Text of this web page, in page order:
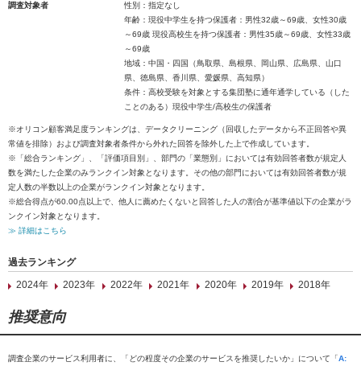
調査対象者
性別：指定なし
年齢：現役中学生を持つ保護者：男性32歳～69歳、女性30歳
～69歳 現役高校生を持つ保護者：男性35歳～69歳、女性33歳
～69歳
地域：中国・四国（鳥取県、島根県、岡山県、広島県、山口
県、徳島県、香川県、愛媛県、高知県）
条件：高校受験を対象とする集団塾に通年通学している（した
ことのある）現役中学生/高校生の保護者
※オリコン顧客満足度ランキングは、データクリーニング（回収したデータから不正回答や異
常値を排除）および調査対象者条件から外れた回答を除外した上で作成しています。
※「総合ランキング」、「評価項目別」、部門の「業態別」においては有効回答者数が規定人
数を満たした企業のみランクイン対象となります。その他の部門においては有効回答者数が規
定人数の半数以上の企業がランクイン対象となります。
※総合得点が60.00点以上で、他人に薦めたくないと回答した人の割合が基準値以下の企業がラ
ンクイン対象となります。
≫ 詳細はこちら
過去ランキング
2024年
2023年 2022年 2021年 2020年 2019年 2018年
推奨意向
調査企業のサービス利用者に、「どの程度その企業のサービスを推奨したいか」について「A: